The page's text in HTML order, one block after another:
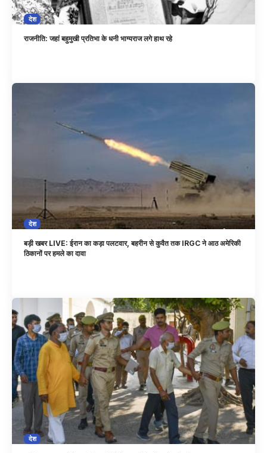
देश
राजनीति: जहां बहुमुखी प्रतिभा के धनी भाग्यराज लगे हाथ रहे
देश
बड़ी खबर LIVE: ईरान का कड़ा पलटवार, बहरीन से कुवैत तक IRGC ने आठ अमेरिकी
ठिकानों पर हमले का दावा
देश